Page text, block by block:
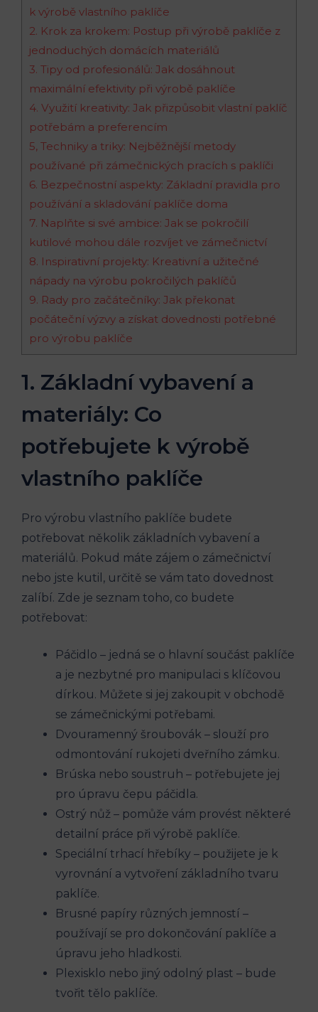
k výrobě vlastního paklíče
2. Krok za krokem: Postup při výrobě paklíče z
jednoduchých domácích materiálů
3. Tipy od profesionálů: Jak dosáhnout
maximální efektivity při výrobě paklíče
4. Využití kreativity: Jak přizpůsobit vlastní paklíč
potřebám a preferencím
5, Techniky a triky: Nejběžnější metody
používané při zámečnických pracích s paklíči
6. Bezpečnostní aspekty: Základní pravidla pro
používání a skladování paklíče doma
7. Naplňte si své ambice: Jak se pokročilí
kutilové mohou dále rozvíjet ve zámečnictví
8. Inspirativní projekty: Kreativní a užitečné
nápady na výrobu pokročilých paklíčů
9. Rady pro začátečníky: Jak překonat
počáteční výzvy a získat dovednosti potřebné
pro výrobu paklíče
1. Základní vybavení a
materiály: Co
potřebujete k výrobě
vlastního paklíče
Pro výrobu vlastního paklíče budete
potřebovat několik základních vybavení a
materiálů. Pokud máte zájem o zámečnictví
nebo jste kutil, určitě se vám tato dovednost
zalíbí. Zde je seznam toho, co budete
potřebovat:
Páčidlo – jedná se o hlavní součást paklíče
a je nezbytné pro manipulaci s klíčovou
dírkou. Můžete si jej zakoupit v obchodě
se zámečnickými potřebami.
Dvouramenný šroubovák – slouží pro
odmontování rukojeti dveřního zámku.
Brúska nebo soustruh – potřebujete jej
pro úpravu čepu páčidla.
Ostrý nůž – pomůže vám provést některé
detailní práce při výrobě paklíče.
Speciální trhací hřebíky – použijete je k
vyrovnání a vytvoření základního tvaru
paklíče.
Brusné papíry různých jemností –
používají se pro dokončování paklíče a
úpravu jeho hladkosti.
Plexisklo nebo jiný odolný plast – bude
tvořit tělo paklíče.